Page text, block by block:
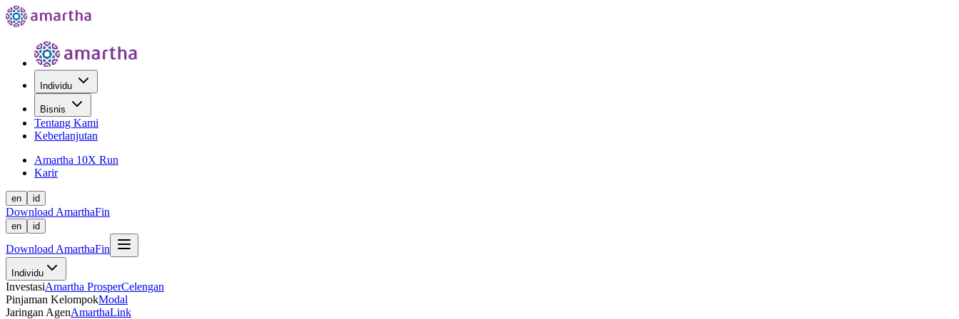
Individu
Bisnis
Tentang Kami
Keberlanjutan
Amartha 10X Run
Karir
en id
Download AmarthaFin
en id
Download AmarthaFin
Individu
InvestasiAmartha ProsperCelengan
Pinjaman KelompokModal
Jaringan AgenAmarthaLink